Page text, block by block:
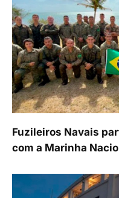
Fuzileiros Navais
com a Marinha